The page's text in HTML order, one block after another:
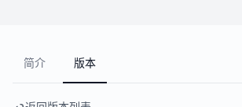
简介 版本